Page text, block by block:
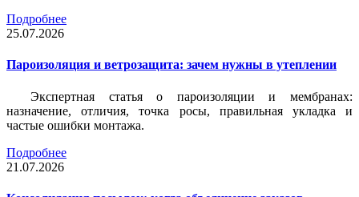
Подробнее
25.07.2026
Пароизоляция и ветрозащита: зачем нужны в утеплении
Экспертная статья о пароизоляции и мембранах:
назначение, отличия, точка росы, правильная укладка и
частые ошибки монтажа.
Подробнее
21.07.2026